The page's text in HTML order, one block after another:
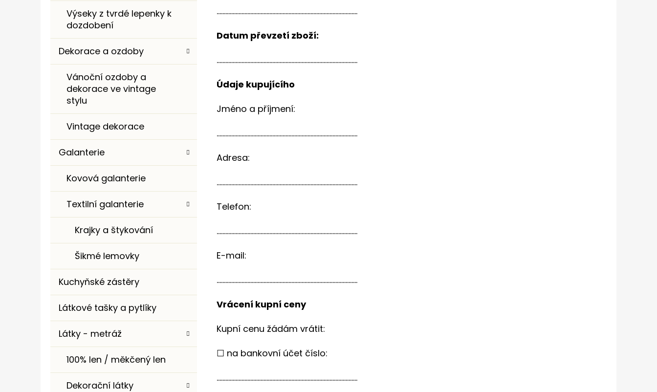
Výseky z tvrdé lepenky k
dozdobení
Dekorace a ozdoby
Vánoční ozdoby a
dekorace ve vintage
stylu
Vintage dekorace
Galanterie
Kovová galanterie
Textilní galanterie
Krajky a štykování
Šikmé lemovky
Kuchyňské zástěry
Látkové tašky a pytlíky
Látky - metráž
100% len / měkčený len
Dekorační látky
................................................................................................
Datum převzetí zboží:
................................................................................................
Údaje kupujícího
Jméno a příjmení:
................................................................................................
Adresa:
................................................................................................
Telefon:
................................................................................................
E-mail:
................................................................................................
Vrácení kupní ceny
Kupní cenu žádám vrátit:
☐ na bankovní účet číslo:
................................................................................................